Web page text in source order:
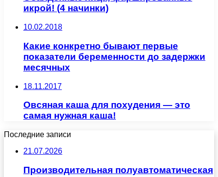
икрой! (4 начинки)
10.02.2018
Какие конкретно бывают первые
показатели беременности до задержки
месячных
18.11.2017
Овсяная каша для похудения — это
самая нужная каша!
Последние записи
21.07.2026
Производительная полуавтоматическая